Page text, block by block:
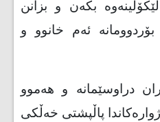
بکەن و بزانن
ئەم خانوو و
دراوسێمانە و هەموو
پاڵپشتی خەڵکی